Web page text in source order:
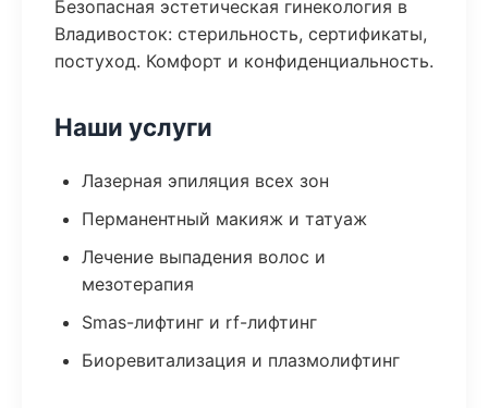
Безопасная эстетическая гинекология в
Владивосток: стерильность, сертификаты,
постуход. Комфорт и конфиденциальность.
Наши услуги
Лазерная эпиляция всех зон
Перманентный макияж и татуаж
Лечение выпадения волос и
мезотерапия
Smas-лифтинг и rf-лифтинг
Биоревитализация и плазмолифтинг